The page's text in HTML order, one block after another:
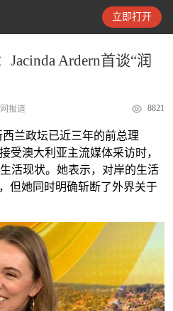
立即打开
新闻
Ardern首谈“润
报道 8821
西兰政坛已近三年的前总理
受澳大利亚主流媒体采访时，
活现状。她表示，对岸的生活
但她同时明确斩断了外界关于